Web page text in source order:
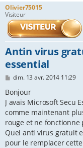
Olivier75015
Visiteur
Antin virus
essential
M
s
a
g
e
dim. 13 avr. 2014 11:29
Bonjour
J avais Microsoft Secu
comme maintenant
rouge et ne fonctionne
Quel anti virus gratuit
pour le remplacer cette